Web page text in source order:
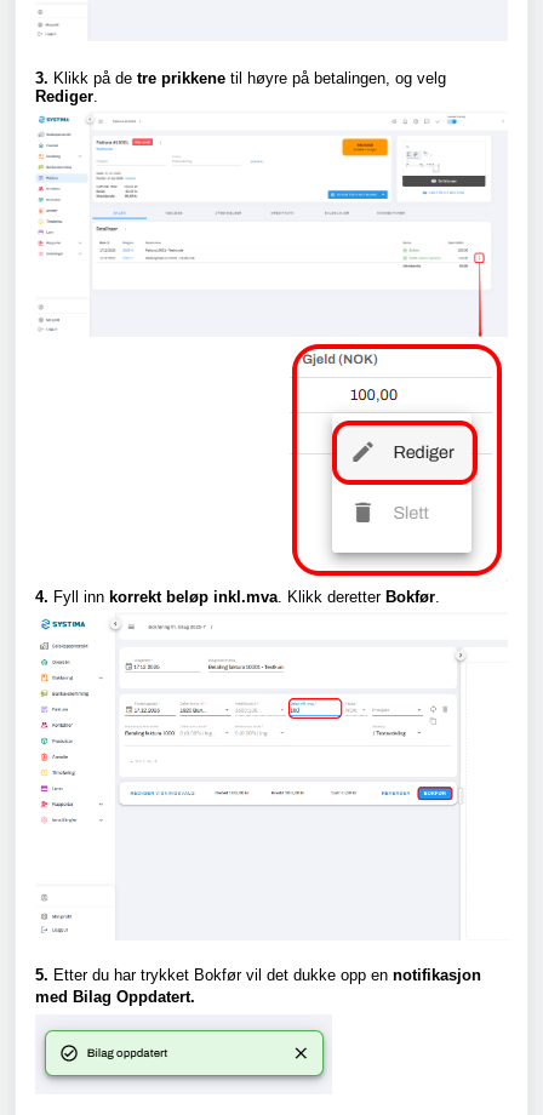
3. Klikk på de tre prikkene til høyre på betalingen, og velg
Rediger
4. Fyll inn korrekt beløp inkl.mva. Klikk deretter Bokfør.
5. Etter du har trykket Bokførvil det dukke opp en notifikasjon
med Bilag Oppdatert.